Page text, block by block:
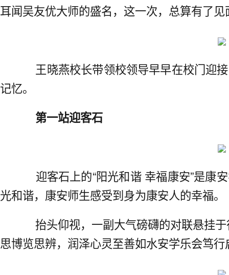
耳闻吴友优大师的盛名，这一次，总算有了见
王晓燕校长带领校领导早早在校门迎
记忆。
第一站迎客石
迎客石上的“阳光和谐 幸福康安”是康
光和谐，康安师生感受到身为康安人的幸福。
抬头仰视，一副大气磅礴的对联悬挂
思博览思辨，润泽心灵至善如水安学乐会笃